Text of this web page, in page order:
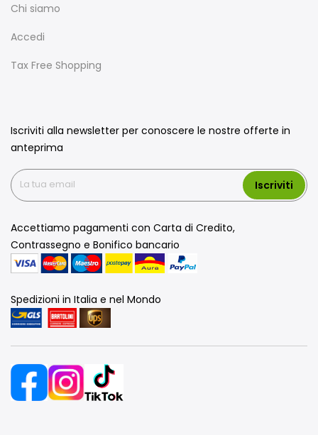
Chi siamo
Accedi
Tax Free Shopping
Iscriviti alla newsletter per conoscere le nostre offerte in
anteprima
Iscriviti
Accettiamo pagamenti con Carta di Credito,
Contrassegno e Bonifico bancario
Spedizioni in Italia e nel Mondo